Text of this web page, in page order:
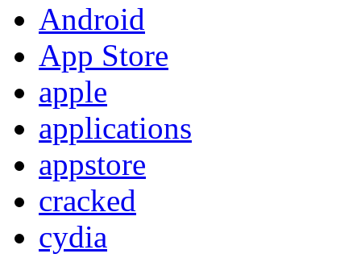
Android
App Store
apple
applications
appstore
cracked
cydia